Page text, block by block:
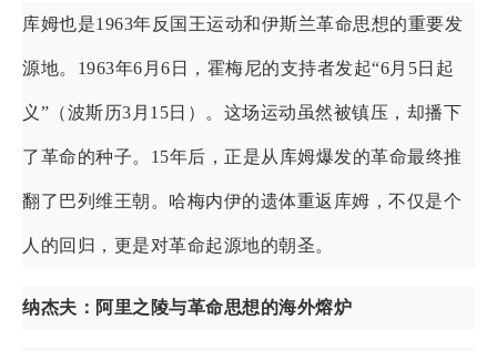
库姆也是1963年反国王运动和伊斯兰革命思想的重要发
源地。1963年6月6日，霍梅尼的支持者发起“6月5日起
义”（波斯历3月15日）。这场运动虽然被镇压，却播下
了革命的种子。15年后，正是从库姆爆发的革命最终推
翻了巴列维王朝。哈梅内伊的遗体重返库姆，不仅是个
人的回归，更是对革命起源地的朝圣。
纳杰夫：阿里之陵与革命思想的海外熔炉